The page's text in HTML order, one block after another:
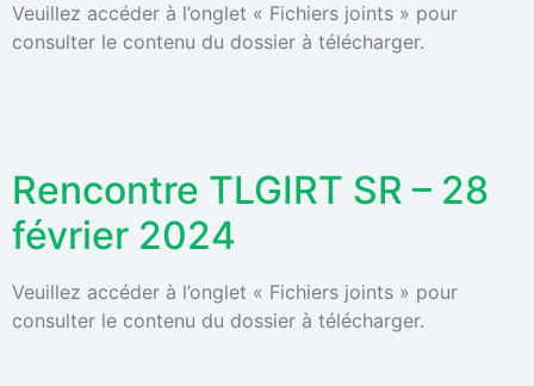
Veuillez accéder à l’onglet « Fichiers joints » pour
consulter le contenu du dossier à télécharger.
Rencontre TLGIRT SR – 28
février 2024
Veuillez accéder à l’onglet « Fichiers joints » pour
consulter le contenu du dossier à télécharger.